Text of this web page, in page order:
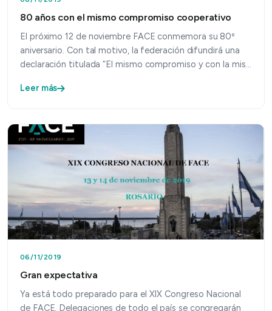
80 años con el mismo compromiso cooperativo
El próximo 12 de noviembre FACE conmemora su 80º
aniversario. Con tal motivo, la federación difundirá una
declaración titulada “El mismo compromiso y con la mis…
Leer más
06/11/2019
Gran expectativa
Ya está todo preparado para el XIX Congreso Nacional
de FACE. Delegaciones de todo el país se congregarán